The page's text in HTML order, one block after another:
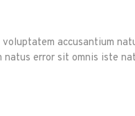
accusantium
error sit omnis iste